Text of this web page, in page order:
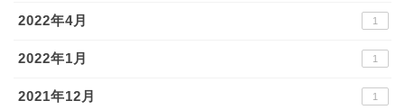
2022年4月 1
2022年1月 1
2021年12月 1